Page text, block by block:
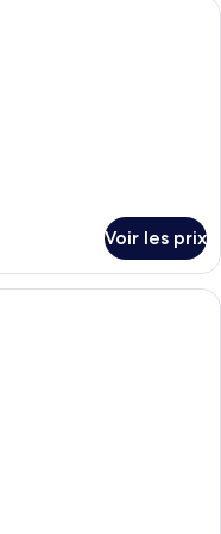
Voir les prix
d’hôtel spacieuse,